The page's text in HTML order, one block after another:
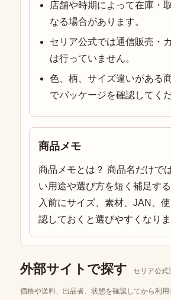
店舗や時期によって在庫・
なる場合があります。
セリア公式では通信販売・
は行っていません。
色、柄、サイズ違いがある
でパッケージを確認してくだ
商品メモ
商品メモとは？ 商品名だけで
い用途や選び方を短く補足す
入前にサイズ、素材、JAN、
認しておくと選びやすくなりま
外部サイトで探す セリア公式
価格や送料、出品者、状態を確認してから利用